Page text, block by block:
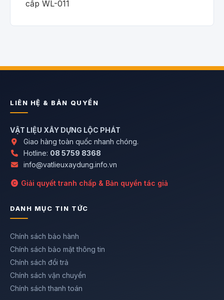
LIÊN HỆ & BẢN QUYỀN
VẬT LIỆU XÂY DỰNG LỘC PHÁT
Giao hàng toàn quốc nhanh chóng.
Hotline: 08 5759 8368
info@vatlieuxaydung.info.vn
Giải quyết tranh chấp & Bản quyền tác giả
DANH MỤC TIN TỨC
Chính sách bảo hành
Chính sách bảo mật thông tin
Chính sách đổi trả
Chính sách vận chuyển
Chính sách thanh toán